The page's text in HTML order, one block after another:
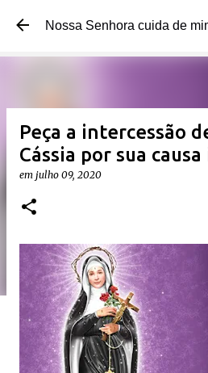
Pular para o
Nossa Senhora cuida de
Peça a intercessão
Cássia por sua
em julho 09, 2020